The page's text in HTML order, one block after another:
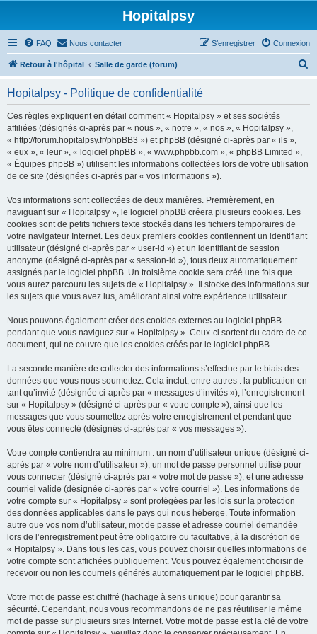
Hopitalpsy
FAQ Nous contacter Connexion
S’enregistrer
Retour à l'hôpital Salle de garde (forum)
Hopitalpsy - Politique de confidentialité
Ces règles expliquent en détail comment « Hopitalpsy » et ses sociétés
affiliées (désignés ci-après par « nous », « notre », « nos », « Hopitalpsy »,
« http://forum.hopitalpsy.fr/phpBB3 ») et phpBB (désigné ci-après par « ils »,
« eux », « leur », « logiciel phpBB », « www.phpbb.com », « phpBB Limited »,
« Équipes phpBB ») utilisent les informations collectées lors de votre utilisation
de ce site (désignées ci-après par « vos informations »).
Vos informations sont collectées de deux manières. Premièrement, en
naviguant sur « Hopitalpsy », le logiciel phpBB créera plusieurs cookies. Les
cookies sont de petits fichiers texte stockés dans les fichiers temporaires de
votre navigateur Internet. Les deux premiers cookies contiennent un identifiant
utilisateur (désigné ci-après par « user-id ») et un identifiant de session
anonyme (désigné ci-après par « session-id »), tous deux automatiquement
assignés par le logiciel phpBB. Un troisième cookie sera créé une fois que
vous aurez parcouru les sujets de « Hopitalpsy ». Il stocke des informations sur
les sujets que vous avez lus, améliorant ainsi votre expérience utilisateur.
Nous pouvons également créer des cookies externes au logiciel phpBB
pendant que vous naviguez sur « Hopitalpsy ». Ceux-ci sortent du cadre de ce
document, qui ne couvre que les cookies créés par le logiciel phpBB.
La seconde manière de collecter des informations s’effectue par le biais des
données que vous nous soumettez. Cela inclut, entre autres : la publication en
tant qu’invité (désignée ci-après par « messages d’invités »), l’enregistrement
sur « Hopitalpsy » (désigné ci-après par « votre compte »), ainsi que les
messages que vous soumettez après votre enregistrement et pendant que
vous êtes connecté (désignés ci-après par « vos messages »).
Votre compte contiendra au minimum : un nom d’utilisateur unique (désigné ci-
après par « votre nom d’utilisateur »), un mot de passe personnel utilisé pour
vous connecter (désigné ci-après par « votre mot de passe »), et une adresse
courriel valide (désignée ci-après par « votre courriel »). Les informations de
votre compte sur « Hopitalpsy » sont protégées par les lois sur la protection
des données applicables dans le pays qui nous héberge. Toute information
autre que vos nom d’utilisateur, mot de passe et adresse courriel demandée
lors de l’enregistrement peut être obligatoire ou facultative, à la discrétion de
« Hopitalpsy ». Dans tous les cas, vous pouvez choisir quelles informations de
votre compte sont affichées publiquement. Vous pouvez également choisir de
recevoir ou non les courriels générés automatiquement par le logiciel phpBB.
Votre mot de passe est chiffré (hachage à sens unique) pour garantir sa
sécurité. Cependant, nous vous recommandons de ne pas réutiliser le même
mot de passe sur plusieurs sites Internet. Votre mot de passe est la clé de votre